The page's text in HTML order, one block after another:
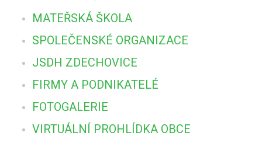
MATEŘSKÁ ŠKOLA
SPOLEČENSKÉ ORGANIZACE
JSDH ZDECHOVICE
FIRMY A PODNIKATELÉ
FOTOGALERIE
VIRTUÁLNÍ PROHLÍDKA OBCE